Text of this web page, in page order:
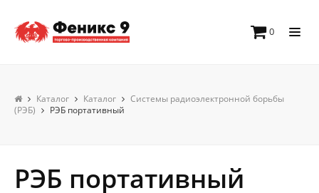
0
Каталог Каталог
Системы радиоэлектронной борьбы
(РЭБ)
РЭБ портативный
РЭБ портативный